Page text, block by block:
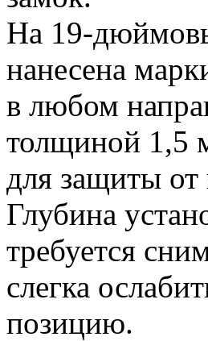
На 19-
нанесена
в любом
толщиной 1,5
для защиты от
Глубина
требуется
слегка
позицию.